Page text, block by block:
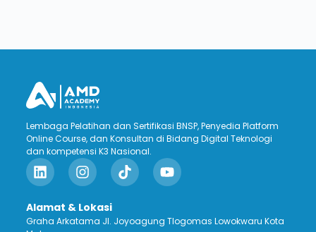
Lembaga Pelatihan dan Sertifikasi BNSP, Penyedia Platform
Online Course, dan Konsultan di Bidang Digital Teknologi
dan kompetensi K3 Nasional.
Alamat & Lokasi
Graha Arkatama Jl. Joyoagung Tlogomas Lowokwaru Kota